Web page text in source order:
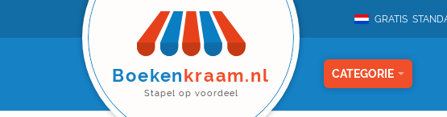
GRATIS
Boekenkraam.nl
Stapel op voordeel
CATEGORIE